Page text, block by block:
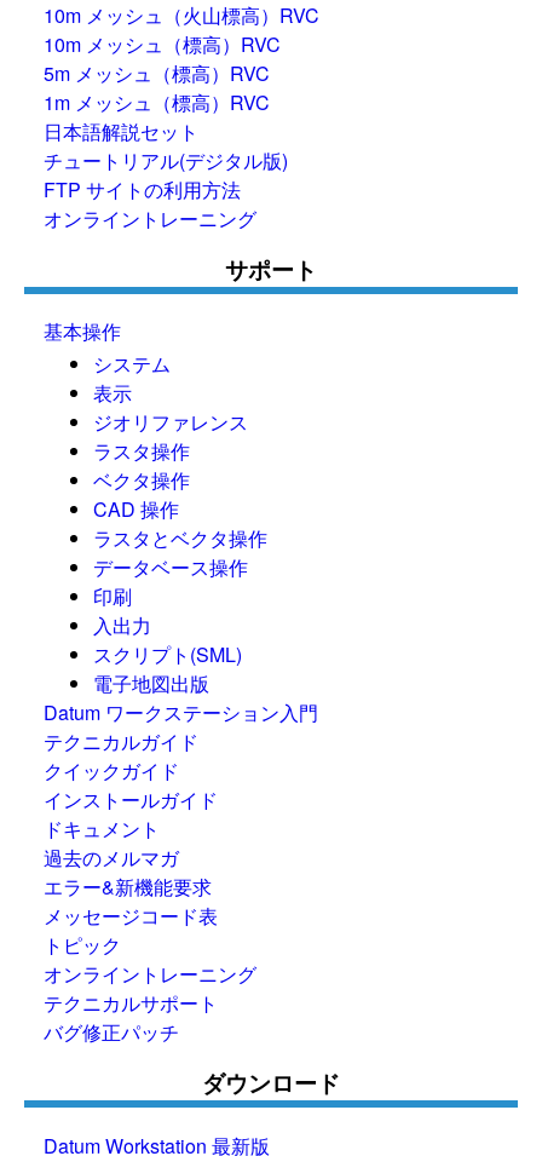
10m メッシュ（火山標高）RVC
10m メッシュ（標高）RVC
5m メッシュ（標高）RVC
1m メッシュ（標高）RVC
日本語解説セット
チュートリアル(デジタル版)
FTP サイトの利用方法
オンライントレーニング
サポート
基本操作
システム
表示
ジオリファレンス
ラスタ操作
ベクタ操作
CAD 操作
ラスタとベクタ操作
データベース操作
印刷
入出力
スクリプト(SML)
電子地図出版
Datum ワークステーション入門
テクニカルガイド
クイックガイド
インストールガイド
ドキュメント
過去のメルマガ
エラー&新機能要求
メッセージコード表
トピック
オンライントレーニング
テクニカルサポート
バグ修正パッチ
ダウンロード
Datum Workstation 最新版